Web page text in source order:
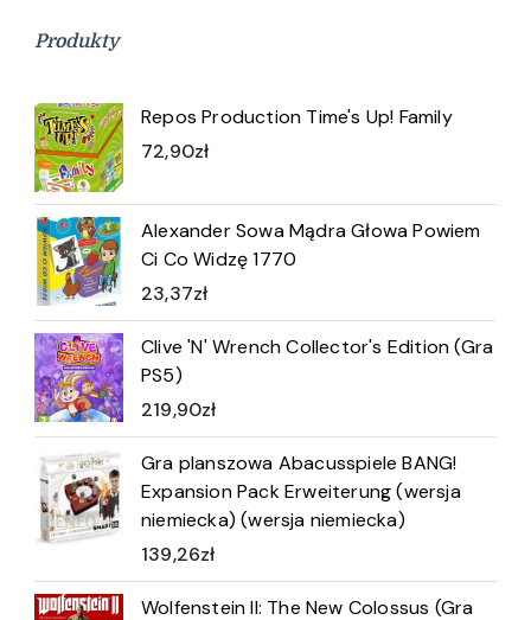
Produkty
Repos Production Time's Up! Family
72,90zł
Alexander Sowa Mądra Głowa Powiem
Ci Co Widzę 1770
23,37zł
Clive 'N' Wrench Collector's Edition (Gra
PS5)
219,90zł
Gra planszowa Abacusspiele BANG!
Expansion Pack Erweiterung (wersja
niemiecka) (wersja niemiecka)
139,26zł
Wolfenstein II: The New Colossus (Gra